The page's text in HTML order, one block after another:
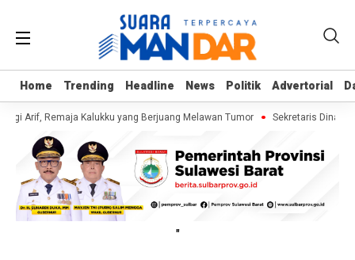
Home Trending Headline News Politik Advertorial
Home Trending Headline News Politik Advertorial
Arif, Remaja Kalukku yang Berjuang Melawan Tumor Sekretaris Dinas
"